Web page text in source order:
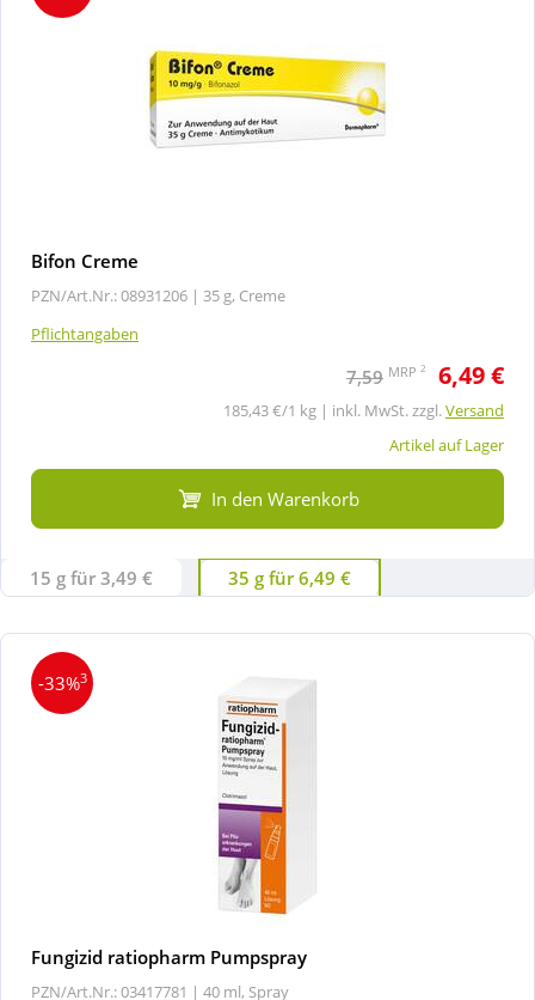
Bifon Creme
PZN/Art.Nr.: 08931206 | 35 g, Creme
Pflichtangaben
7,59 MRP 2 6,49 €
185,43 €/1 kg | inkl. MwSt. zzgl.Versand
Artikel auf Lager
In den Warenkorb
15 g für 3,49 € 35 g für 6,49 €
-33%3
Fungizid ratiopharm Pumpspray
PZN/Art.Nr.: 03417781 | 40 ml, Spray